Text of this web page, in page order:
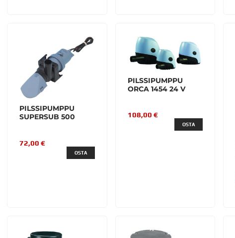
PILSSIPUMPPU
SUPERSUB 500
72,00 €
OSTA
PILSSIPUMPPU
ORCA 1454 24 V
108,00 €
OSTA